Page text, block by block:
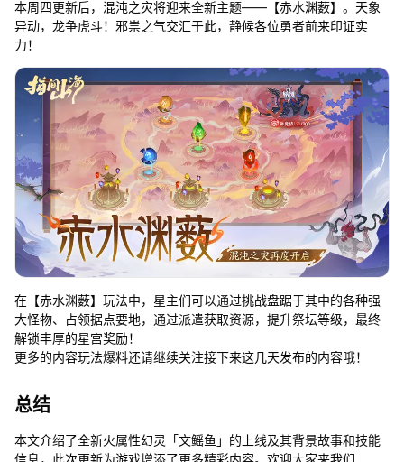
本周四更新后，混沌之灾将迎来全新主题——【赤水渊薮】。天象
异动，龙争虎斗！邪祟之气交汇于此，静候各位勇者前来印证实
力！
在【赤水渊薮】玩法中，星主们可以通过挑战盘踞于其中的各种强
大怪物、占领据点要地，通过派遣获取资源，提升祭坛等级，最终
解锁丰厚的星宫奖励！
更多的内容玩法爆料还请继续关注接下来这几天发布的内容哦！
总结
本文介绍了全新火属性幻灵「文鳐鱼」的上线及其背景故事和技能
信息，此次更新为游戏增添了更多精彩内容。欢迎大家来我们